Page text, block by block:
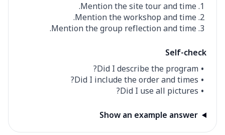
Mention the site tour and time.
Mention the workshop and time.
Mention the group reflection and time.
Self-check
Did I describe the program?
Did I include the order and times?
Did I use all pictures?
Show an example answer